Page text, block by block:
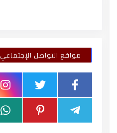
مواقع التواصل الإجتماعي